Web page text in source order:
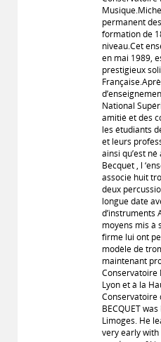
permanent
formation de
niveau.Cet
en mai 1989,
prestigieux
National
amitié et des
les étudiants
et leurs
ainsi qu’est
Becquet , l
associe huit
deux
longue date
d’instruments
moyens mis à
firme lui ont
modèle de
maintenant
Conservatoire
Lyon et à la
Conservatoire
BECQUET
Limoges. He
very early